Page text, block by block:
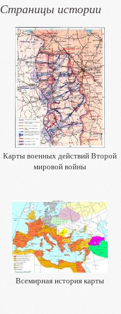
Страницы истории
Карты военных действий Второй
мировой войны
Всемирная история карты